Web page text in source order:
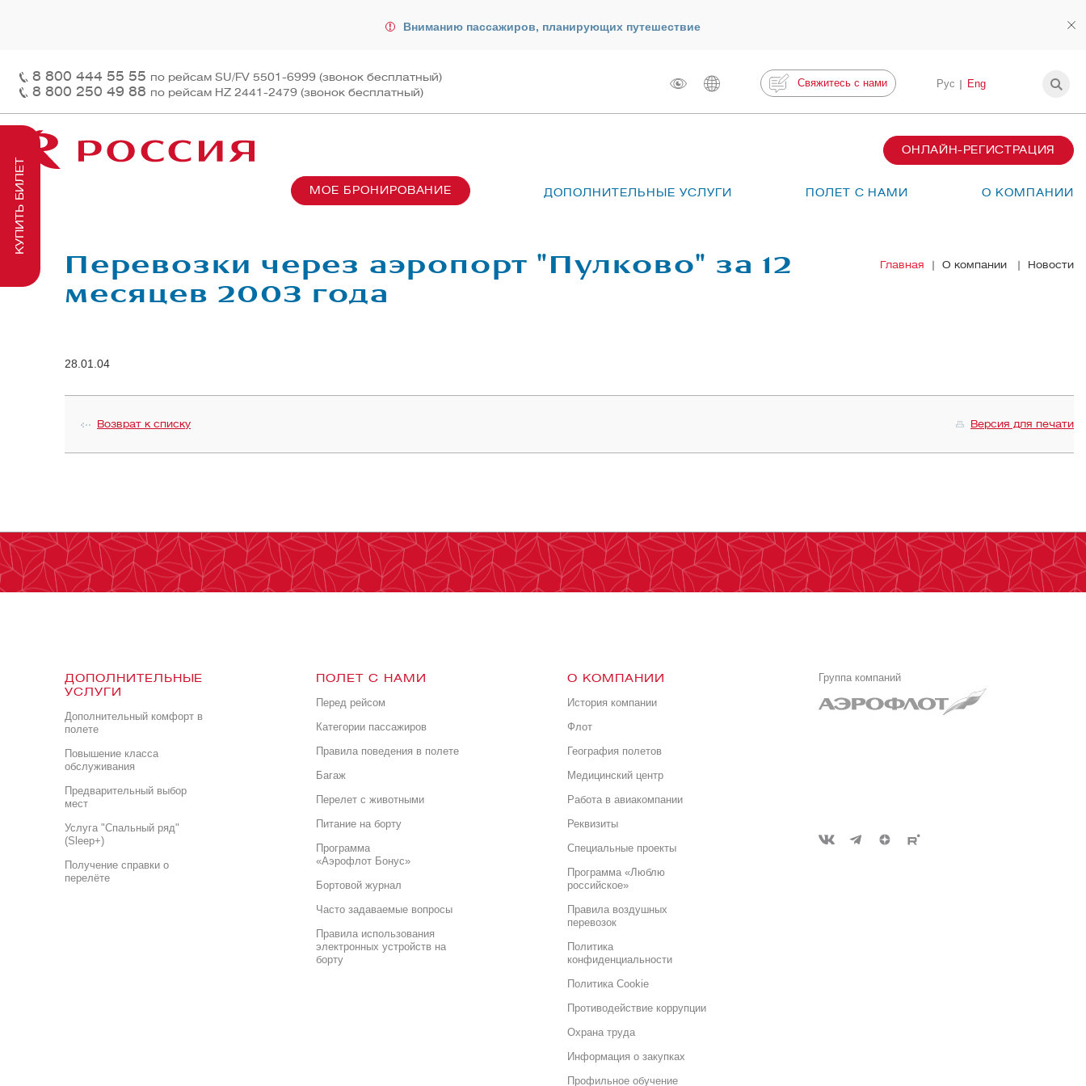
Вниманию пассажиров, планирующих путешествие
8 800 444 55 55 по рейсам SU/FV 5501-6999 (звонок бесплатный)
8 800 250 49 88 по рейсам HZ 2441-2479 (звонок бесплатный)
Свяжитесь с нами Рус Eng
ОНЛАЙН-РЕГИСТРАЦИЯ
МОЕ БРОНИРОВАНИЕ ДОПОЛНИТЕЛЬНЫЕ УСЛУГИ ПОЛЕТ С НАМИ О КОМПАНИИ
Заказ чартера
Пассажирам
На борту
Главная О компании Новости
Перевозки через аэропорт "Пулково" за 12
месяцев 2003 года
28.01.04
Возврат к списку Версия для печати
ДОПОЛНИТЕЛЬНЫЕ
УСЛУГИ
Дополнительный комфорт в
полете
Повышение класса
обслуживания
Предварительный выбор
мест
Услуга "Спальный ряд"
(Sleep+)
Получение справки о
перелёте
ПОЛЕТ С НАМИ
Перед рейсом
Категории пассажиров
Правила поведения в полете
Багаж
Перелет с животными
Питание на борту
Программа
«Аэрофлот Бонус»
Бортовой журнал
Часто задаваемые вопросы
Правила использования
электронных устройств на
борту
О КОМПАНИИ
История компании
Флот
География полетов
Медицинский центр
Работа в авиакомпании
Реквизиты
Специальные проекты
Программа «Люблю
российское»
Правила воздушных
перевозок
Политика
конфиденциальности
Политика Cookie
Противодействие коррупции
Охрана труда
Информация о закупках
Профильное обучение
Группа компаний
КУПИТЬ БИЛЕТ